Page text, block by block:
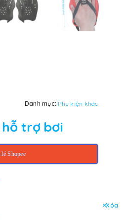
Danh mục: Phụ kiện khác
trợ bơi
Shopee
Xóa